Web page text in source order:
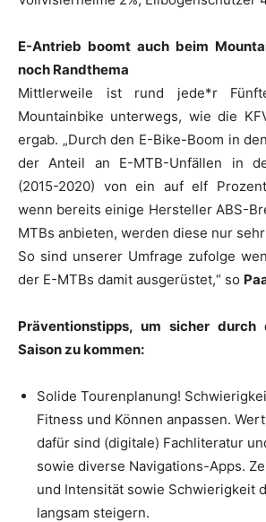
E-Antrieb boomt auch beim
noch Randthema
Mittlerweile ist rund jede*r
Mountainbike unterwegs, wie die
ergab. „Durch den E-Bike-Boom in
der Anteil an E-MTB-Unfällen in
(2015-2020) von ein auf elf
wenn bereits einige Hersteller ABS-
MTBs anbieten, werden diese nur
So sind unserer Umfrage zufolge
der E-MTBs damit ausgerüstet,“ so
Präventionstipps, um sicher durch
Saison zu kommen:
Solide Tourenplanung!
Fitness und Können anpassen.
dafür sind (digitale) Fachliteratur
sowie diverse Navigations-Apps.
und Intensität sowie Schwierigkeit
langsam steigern.